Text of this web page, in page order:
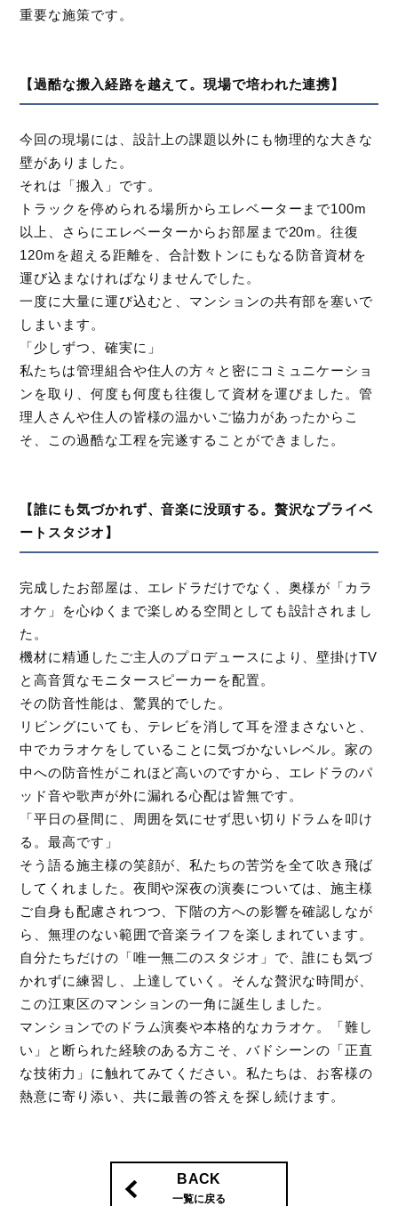
重要な施策です。
【過酷な搬入経路を越えて。現場で培われた連携】
今回の現場には、設計上の課題以外にも物理的な大きな
壁がありました。
それは「搬入」です。
トラックを停められる場所からエレベーターまで100m
以上、さらにエレベーターからお部屋まで20m。往復
120mを超える距離を、合計数トンにもなる防音資材を
運び込まなければなりませんでした。
一度に大量に運び込むと、マンションの共有部を塞いで
しまいます。
「少しずつ、確実に」
私たちは管理組合や住人の方々と密にコミュニケーショ
ンを取り、何度も何度も往復して資材を運びました。管
理人さんや住人の皆様の温かいご協力があったからこ
そ、この過酷な工程を完遂することができました。
【誰にも気づかれず、音楽に没頭する。贅沢なプライベ
ートスタジオ】
完成したお部屋は、エレドラだけでなく、奥様が「カラ
オケ」を心ゆくまで楽しめる空間としても設計されまし
た。
機材に精通したご主人のプロデュースにより、壁掛けTV
と高音質なモニタースピーカーを配置。
その防音性能は、驚異的でした。
リビングにいても、テレビを消して耳を澄まさないと、
中でカラオケをしていることに気づかないレベル。家の
中への防音性がこれほど高いのですから、エレドラのパ
ッド音や歌声が外に漏れる心配は皆無です。
「平日の昼間に、周囲を気にせず思い切りドラムを叩け
る。最高です」
そう語る施主様の笑顔が、私たちの苦労を全て吹き飛ば
してくれました。夜間や深夜の演奏については、施主様
ご自身も配慮されつつ、下階の方への影響を確認しなが
ら、無理のない範囲で音楽ライフを楽しまれています。
自分たちだけの「唯一無二のスタジオ」で、誰にも気づ
かれずに練習し、上達していく。そんな贅沢な時間が、
この江東区のマンションの一角に誕生しました。
マンションでのドラム演奏や本格的なカラオケ。「難し
い」と断られた経験のある方こそ、バドシーンの「正直
な技術力」に触れてみてください。私たちは、お客様の
熱意に寄り添い、共に最善の答えを探し続けます。
BACK
一覧に戻る